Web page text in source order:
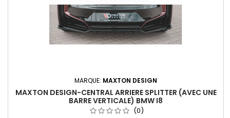
MARQUE: MAXTON DESIGN
MAXTON DESIGN-CENTRAL ARRIERE SPLITTER (AVEC UNE
BARRE VERTICALE) BMW I8
(0)